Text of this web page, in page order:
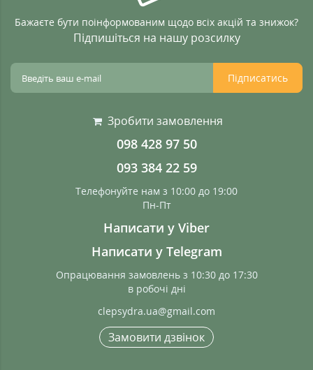
Бажаєте бути поінформованим щодо всіх акцій та знижок?
Підпишіться на нашу розсилку
Підписатись
Зробити замовлення
098 428 97 50
093 384 22 59
Телефонуйте нам з 10:00 до 19:00
Пн-Пт
Написати у Viber
Написати у Telegram
Опрацювання замовлень з 10:30 до 17:30
в робочі дні
clepsydra.ua@gmail.com
Замовити дзвінок